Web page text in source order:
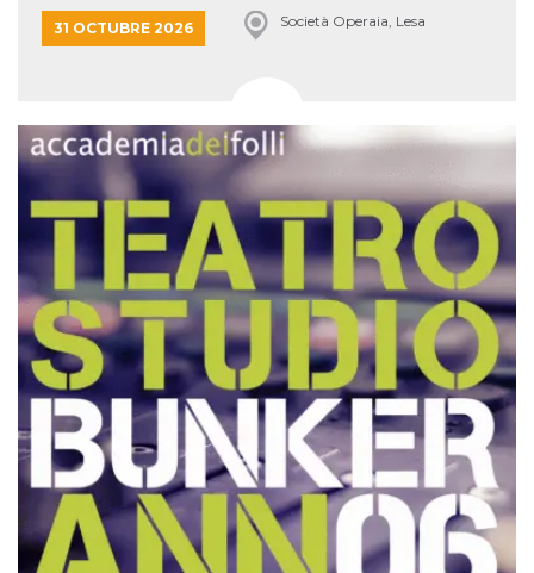
31 OCTUBRE 2026 Società Operaia, Lesa